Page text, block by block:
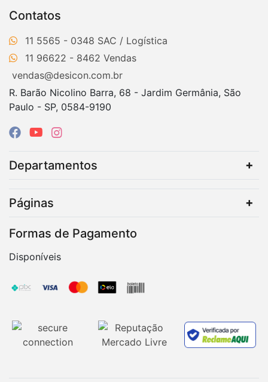
Contatos
11 5565 - 0348
11 96622 - 8462
vendas@desicon.com.br
R. Barão Nicolino Barra, 68 - Jardim Germânia, São
Paulo - SP, 0584-9190
Departamentos
Páginas
Formas de Pagamento
Disponíveis